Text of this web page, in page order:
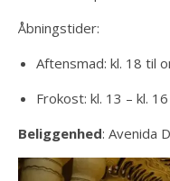
Åbningstider:
Aftensmad: kl. 18 til
Frokost: kl. 13 – kl. 16
Beliggenhed: Avenida